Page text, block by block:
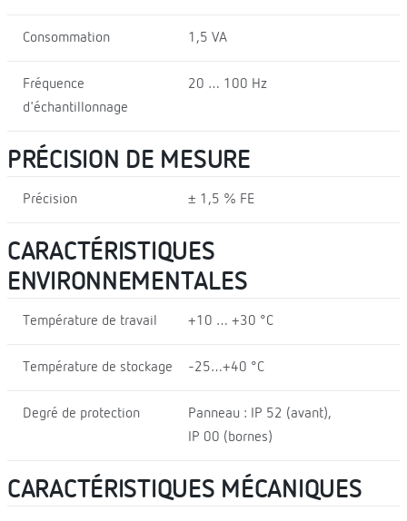
Consommation 1,5 VA
Fréquence
d'échantillonnage
20 … 100 Hz
PRÉCISION DE MESURE
Précision ± 1,5 % FE
CARACTÉRISTIQUES
ENVIRONNEMENTALES
Température de travail +10 … +30 °C
Température de stockage -25…+40 °C
Degré de protection
Panneau : IP 52 (avant),
IP 00 (bornes)
CARACTÉRISTIQUES MÉCANIQUES